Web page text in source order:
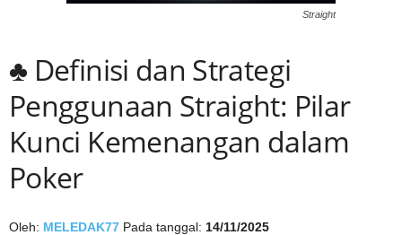
Straight
♣️ Definisi dan Strategi
Penggunaan Straight: Pilar
Kunci Kemenangan dalam
Poker
Oleh: MELEDAK77 Pada tanggal: 14/11/2025